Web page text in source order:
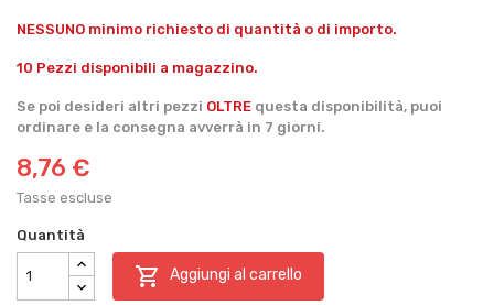
NESSUNO minimo richiesto di quantità o di importo.
10 Pezzi disponibili a magazzino.
Se poi desideri altri pezzi OLTRE questa disponibilità, puoi
ordinare e la consegna avverrà in 7 giorni.
8,76 €
Tasse escluse
Quantità
 Aggiungi al carrello